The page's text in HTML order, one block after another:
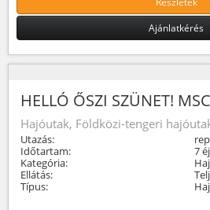
Ajánlatkérés
HELLÓ ŐSZI SZÜNET!
Hajóutak, Földközi-tengeri
Utazás:
Időtartam:
7 éj
Kategória:
Ellátás:
Típus: